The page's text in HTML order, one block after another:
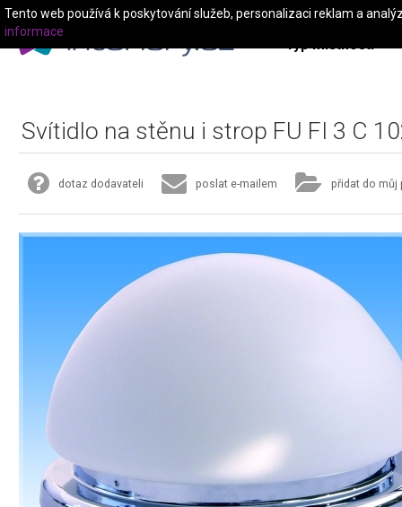
Typ místnosti
Svítidlo na stěnu i strop FU FI 3 C
dotaz dodavateli poslat e-mailem přidat do můj
Tento web používá k poskytování služeb, personalizaci reklam a
informace